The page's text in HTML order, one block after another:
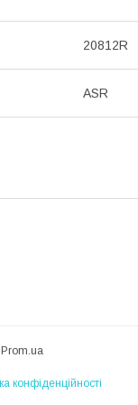
20812R
ASR
Prom.ua
конфіденційності